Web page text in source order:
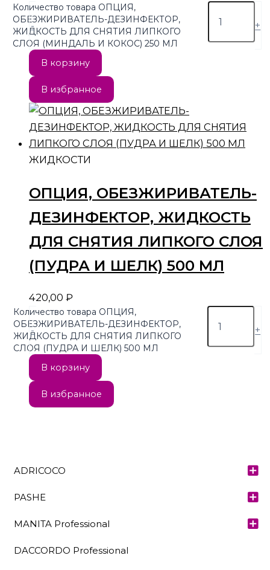
ADRICOCO
PASHE
MANITA Professional
DACCORDO Professional
-
Количество товара ОПЦИЯ,
ОБЕЗЖИРИВАТЕЛЬ-ДЕЗИНФЕКТОР,
ЖИДКОСТЬ ДЛЯ СНЯТИЯ ЛИПКОГО
СЛОЯ (МИНДАЛЬ И КОКОС) 250 МЛ
+
В корзину
В избранное
ЖИДКОСТИ
ОПЦИЯ, ОБЕЗЖИРИВАТЕЛЬ-
ДЕЗИНФЕКТОР, ЖИДКОСТЬ
ДЛЯ СНЯТИЯ ЛИПКОГО СЛОЯ
(ПУДРА И ШЕЛК) 500 МЛ
420,00 ₽
-
Количество товара ОПЦИЯ,
ОБЕЗЖИРИВАТЕЛЬ-ДЕЗИНФЕКТОР,
ЖИДКОСТЬ ДЛЯ СНЯТИЯ ЛИПКОГО
СЛОЯ (ПУДРА И ШЕЛК) 500 МЛ
+
В корзину
В избранное